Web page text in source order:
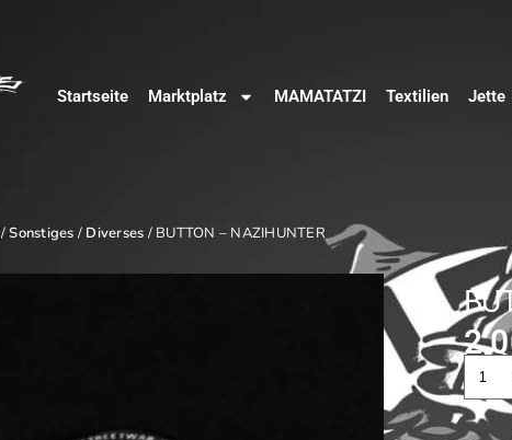
Startseite Marktplatz MAMATATZI Textilien Jette
/Sonstiges / Diverses / BUTTON – NAZIHUNTER